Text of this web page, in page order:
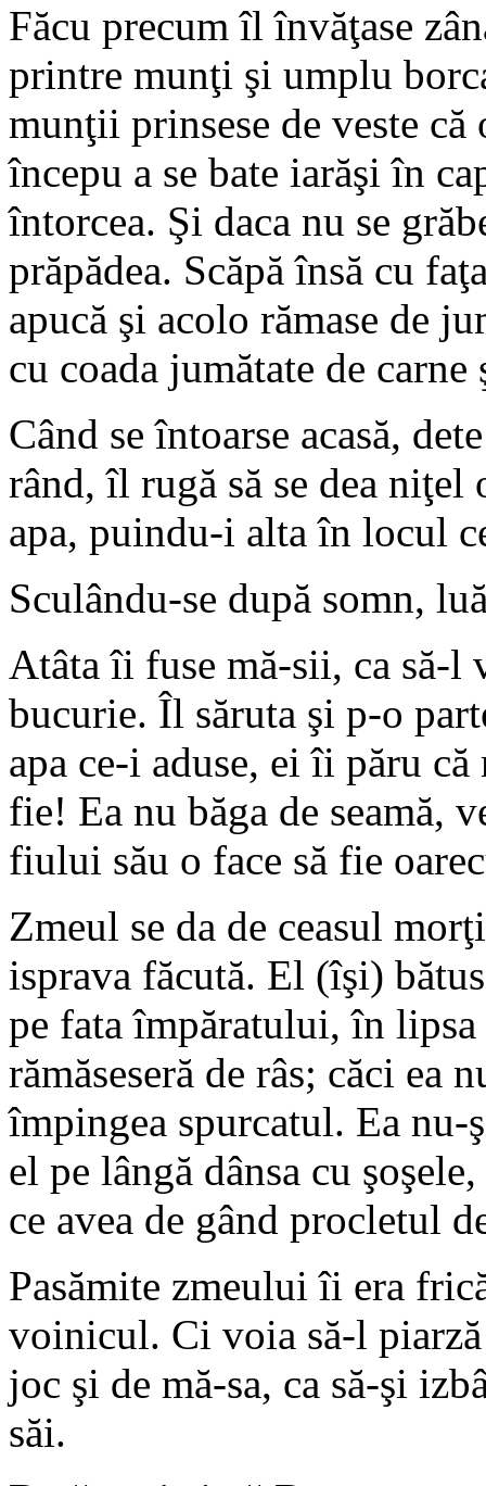
Făcu precum îl învăţase
printre munţi şi umplu
munţii prinsese de veste
începu a se bate iarăşi în
întorcea. Şi daca nu se
prăpădea. Scăpă însă cu
apucă şi acolo rămase de
cu coada jumătate de
Când se întoarse acasă,
rând, îl rugă să se dea
apa, puindu-i alta în locul
Sculându-se după somn,
Atâta îi fuse mă-sii, ca să-l
bucurie. Îl săruta şi p-o
apa ce-i aduse, ei îi păru
fie! Ea nu băga de seamă,
fiului său o face să fie
Zmeul se da de ceasul
isprava făcută. El (îşi)
pe fata împăratului, în
rămăseseră de râs; căci ea
împingea spurcatul. Ea nu-
el pe lângă dânsa cu
ce avea de gând procletul
Pasămite zmeului îi era
voinicul. Ci voia să-l
joc şi de mă-sa, ca să-şi
săi.